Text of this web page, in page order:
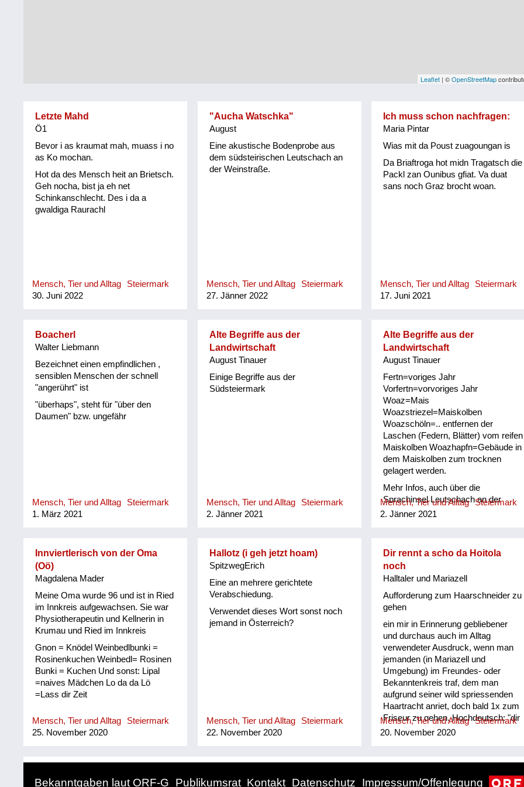
Leaflet | ©OpenStreetMap
Letzte Mahd
Ö1
Bevor i as kraumat mah, muass i no
as Ko mochan.
Hot da des Mensch heit an Brietsch.
Geh nocha, bist ja eh net
Schinkanschlecht. Des i da a
gwaldiga Raurachl
Mensch, Tier und Alltag
Steiermark
30. Juni 2022
"Aucha Watschka"
August
Eine akustische Bodenprobe aus
dem südsteirischen Leutschach an
der Weinstraße.
Mensch, Tier und Alltag
Steiermark
27. Jänner 2022
Ich muss schon nachfragen:
Maria Pintar
Wias mit da Poust zuagoungan is
Da Briaftroga hot midn Tragatsch die
Packl zan Ounibus gfiat. Va duat
sans noch Graz brocht woan.
Mensch, Tier und Alltag
Steiermark
17. Juni 2021
Boacherl
Walter Liebmann
Bezeichnet einen empfindlichen ,
sensiblen Menschen der schnell
"angerührt" ist
"überhaps", steht für "über den
Daumen" bzw. ungefähr
Mensch, Tier und Alltag
Steiermark
1. März 2021
Alte Begriffe aus der
Landwirtschaft
August Tinauer
Einige Begriffe aus der
Südsteiermark
Mensch, Tier und Alltag
Steiermark
2. Jänner 2021
Alte Begriffe aus der
Landwirtschaft
August Tinauer
Fertn=voriges Jahr
Vorfertn=vorvoriges Jahr
Woaz=Mais
Woazstriezel=Maiskolben
Woazschöln=.. entfernen der
Laschen (Federn, Blätter) vom reifen
Maiskolben Woazhapfn=Gebäude in
dem Maiskolben zum trocknen
gelagert werden.
Mehr Infos, auch über die
Sprachinsel Leutschach an der
Weinstraße bei Karl Oswald
Mensch, Tier und Alltag
Steiermark
2. Jänner 2021
Innviertlerisch von der Oma
(Oö)
Magdalena Mader
Meine Oma wurde 96 und ist in Ried
im Innkreis aufgewachsen. Sie war
Physiotherapeutin und Kellnerin in
Krumau und Ried im Innkreis
Gnon = Knödel Weinbedlbunki =
Rosinenkuchen Weinbedl= Rosinen
Bunki = Kuchen Und sonst: Lipal
=naives Mädchen Lo da da Lö
=Lass dir Zeit
Mensch, Tier und Alltag
Steiermark
25. November 2020
Hallotz (i geh jetzt hoam)
SpitzwegErich
Eine an mehrere gerichtete
Verabschiedung.
Verwendet dieses Wort sonst noch
jemand in Österreich?
Mensch, Tier und Alltag
Steiermark
22. November 2020
Dir rennt a scho da Hoitola
noch
Halltaler und Mariazell
Aufforderung zum Haarschneider zu
gehen
ein mir in Erinnerung gebliebener
und durchaus auch im Alltag
verwendeter Ausdruck, wenn man
jemanden (in Mariazell und
Umgebung) im Freundes- oder
Bekanntenkreis traf, dem man
aufgrund seiner wild spriessenden
Haartracht anriet, doch bald 1x zum
Friseur zu gehen. Hochdeutsch: "dir
rennt auch schon der Halltaler nach"
Was dieser Redewendung mit Halltal
und Haare schneiden zu tun hatte,
Mensch, Tier und Alltag
Steiermark
20. November 2020
Bekanntgaben laut ORF-G Publikumsrat Kontakt Datenschutz Impressum/Offenlegung